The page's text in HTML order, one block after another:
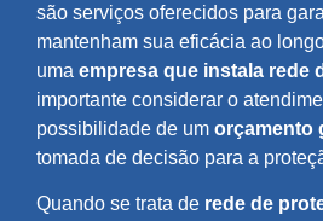
são serviços oferecidos para
mantenham sua eficácia ao
uma empresa que instala rede
importante considerar o
possibilidade de um orçamento
tomada de decisão para a
Quando se trata de rede de